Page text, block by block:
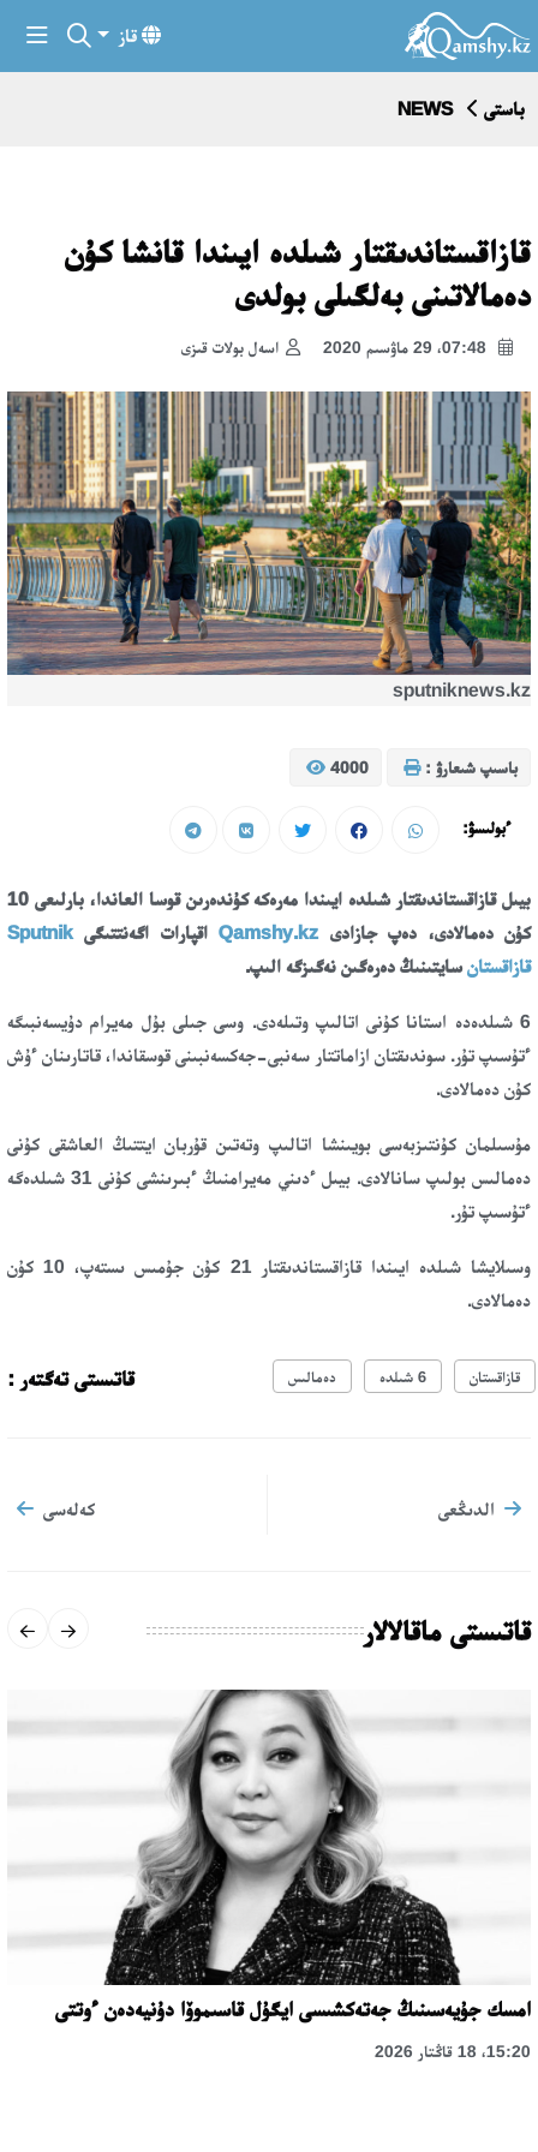
قاز
باستى NEWS
قازاقستاندىقتار شىلدە ايىندا قانشا كۇن
دەمالاتىنى بەلگىلى بولدى
اسەل بولات قىزى
sputniknews.kz
باسىپ شىعارۋ : 4000
ءبولىسۋ:
بيىل قازاقستاندىقتار شىلدە ايىندا مەرەكە كۇندەرىن قوسا العاندا، بارلىعى 10
كۇن دەمالادى، دەپ جازادىQamshy.kzاقپارات اگەنتتىگىSputnik
قازاقستانسايتىنىڭ دەرەگىن نەگىزگە الىپ.
6 شىلدەدە استانا كۇنى اتالىپ وتىلەدى. وسى جىلى بۇل مەيرام دۇيسەنبىگە
ءتۇسىپ تۇر. سوندىقتان ازاماتتار سەنبى-جەكسەنبىنى قوسقاندا، قاتارىنان ءۇش
كۇن دەمالادى.
مۇسىلمان كۇنتىزبەسى بويىنشا اتالىپ وتەتىن قۇربان ايتتىڭ العاشقى كۇنى
دەمالىس بولىپ سانالادى. بيىل ءدىني مەيرامنىڭ ءبىرىنشى كۇنى 31 شىلدەگە
ءتۇسىپ تۇر.
وسىلايشا شىلدە ايىندا قازاقستاندىقتار 21 كۇن جۇمىس ىستەپ، 10 كۇن
دەمالادى.
قاتىستى تەگتەر : قازاقستان 6 شىلدە دەمالىس
الدىڭعى كەلەسى
قاتىستى ماقالالار
امسك جۇيەسىنىڭ جەتەكشىسى ايگۇل قاسىموۆا دۇنيەدەن ءوتتى
15:20، 18 قاڭتار 2026